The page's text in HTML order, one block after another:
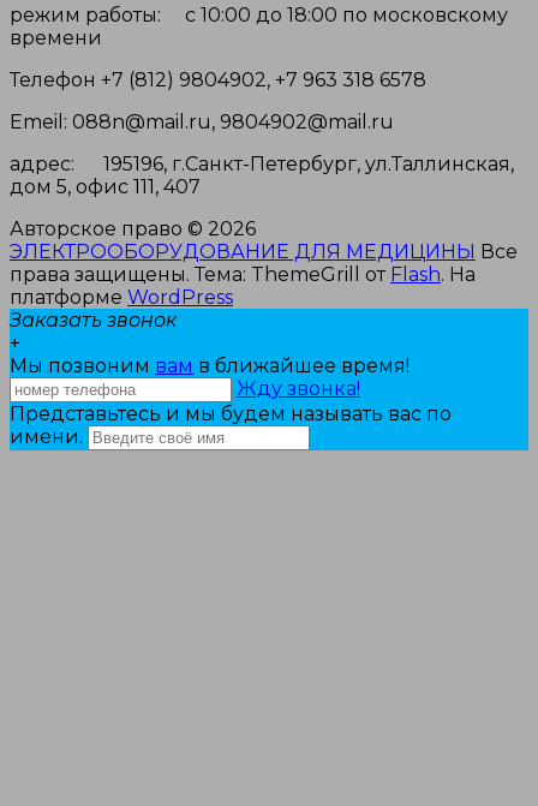
режим работы: с 10:00 до 18:00 по московскому
времени
Телефон +7 (812) 9804902, +7 963 318 6578
Emeil: 088n@mail.ru, 9804902@mail.ru
адрес: 195196, г.Санкт-Петербург, ул.Таллинская,
дом 5, офис 111, 407
Авторское право © 2026
ЭЛЕКТРООБОРУДОВАНИЕ ДЛЯ МЕДИЦИНЫ Все
права защищены. Тема: ThemeGrill от Flash. На
платформе WordPress
Заказать звонок
+
Мы позвоним вам в ближайшее время!
Жду звонка!
Представьтесь и мы будем называть вас по
имени.